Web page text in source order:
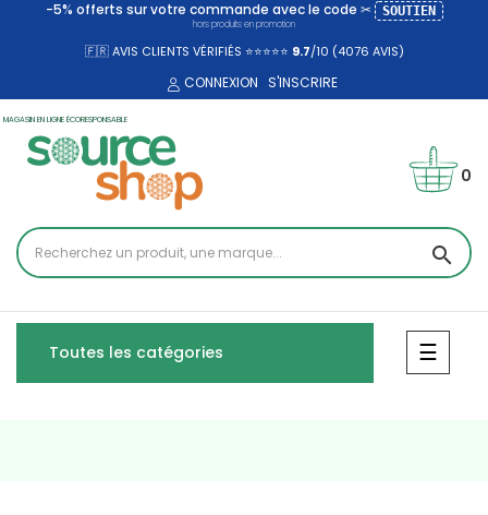
-5% offerts sur votre commande avec le code ✂ SOUTIEN
hors produits en promotion
🇫🇷 AVIS CLIENTS VÉRIFIÉS ⭐⭐⭐⭐⭐ 9.7/10 (4076 AVIS)
CONNEXION S'INSCRIRE
MAGASIN EN LIGNE ÉCORESPONSABLE
search
0
Toutes les catégories ☰